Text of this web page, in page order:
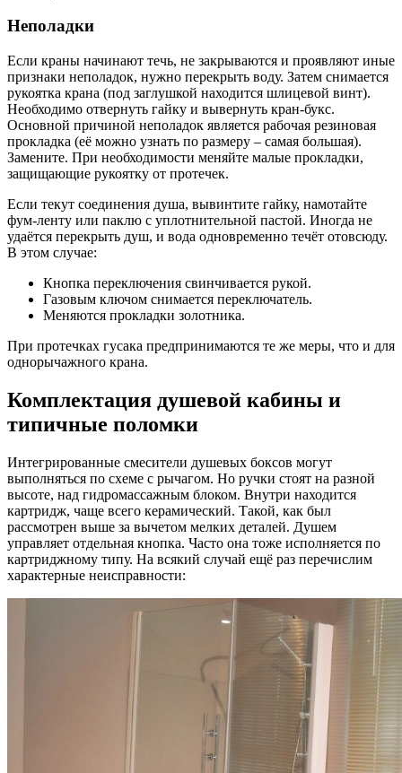
Неполадки
Если краны начинают течь, не закрываются и проявляют иные
признаки неполадок, нужно перекрыть воду. Затем снимается
рукоятка крана (под заглушкой находится шлицевой винт).
Необходимо отвернуть гайку и вывернуть кран-букс.
Основной причиной неполадок является рабочая резиновая
прокладка (её можно узнать по размеру – самая большая).
Замените. При необходимости меняйте малые прокладки,
защищающие рукоятку от протечек.
Если текут соединения душа, вывинтите гайку, намотайте
фум-ленту или паклю с уплотнительной пастой. Иногда не
удаётся перекрыть душ, и вода одновременно течёт отовсюду.
В этом случае:
Кнопка переключения свинчивается рукой.
Газовым ключом снимается переключатель.
Меняются прокладки золотника.
При протечках гусака предпринимаются те же меры, что и для
однорычажного крана.
Комплектация душевой кабины и
типичные поломки
Интегрированные смесители душевых боксов могут
выполняться по схеме с рычагом. Но ручки стоят на разной
высоте, над гидромассажным блоком. Внутри находится
картридж, чаще всего керамический. Такой, как был
рассмотрен выше за вычетом мелких деталей. Душем
управляет отдельная кнопка. Часто она тоже исполняется по
картриджному типу. На всякий случай ещё раз перечислим
характерные неисправности: